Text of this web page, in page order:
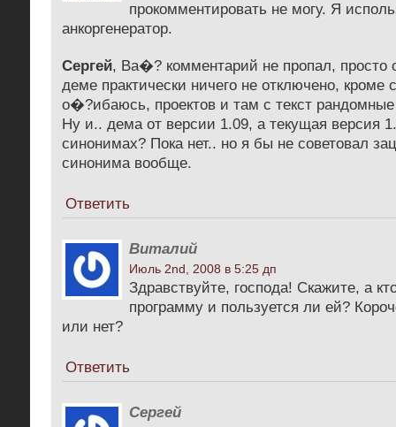
прокомментировать не могу. Я
анкоргенератор.
Сергей, Ва�? комментарий не пропал,
деме практически ничего не отключено, кроме
о�?ибаюсь, проектов и там с текст
Ну и.. дема от версии 1.09, а текущая версия
синонимах? Пока нет.. но я бы не советовал
синонима вообще.
Ответить
Виталий
Июль 2nd, 2008 в 5:25 дп
Здравствуйте, господа! Скажите, а
программу и пользуется ли ей?
или нет?
Ответить
Сергей